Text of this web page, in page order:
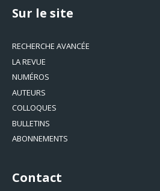
Sur le site
RECHERCHE AVANCÉE
LA REVUE
NUMÉROS
AUTEURS
COLLOQUES
BULLETINS
ABONNEMENTS
Contact